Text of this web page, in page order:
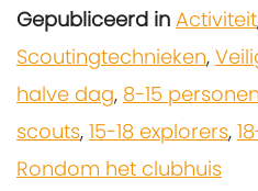
Gepubliceerd in Activiteit
Scoutingtechnieken,
halve dag, 8-15 personen
scouts, 15-18 explorers,
Rondom het clubhuis